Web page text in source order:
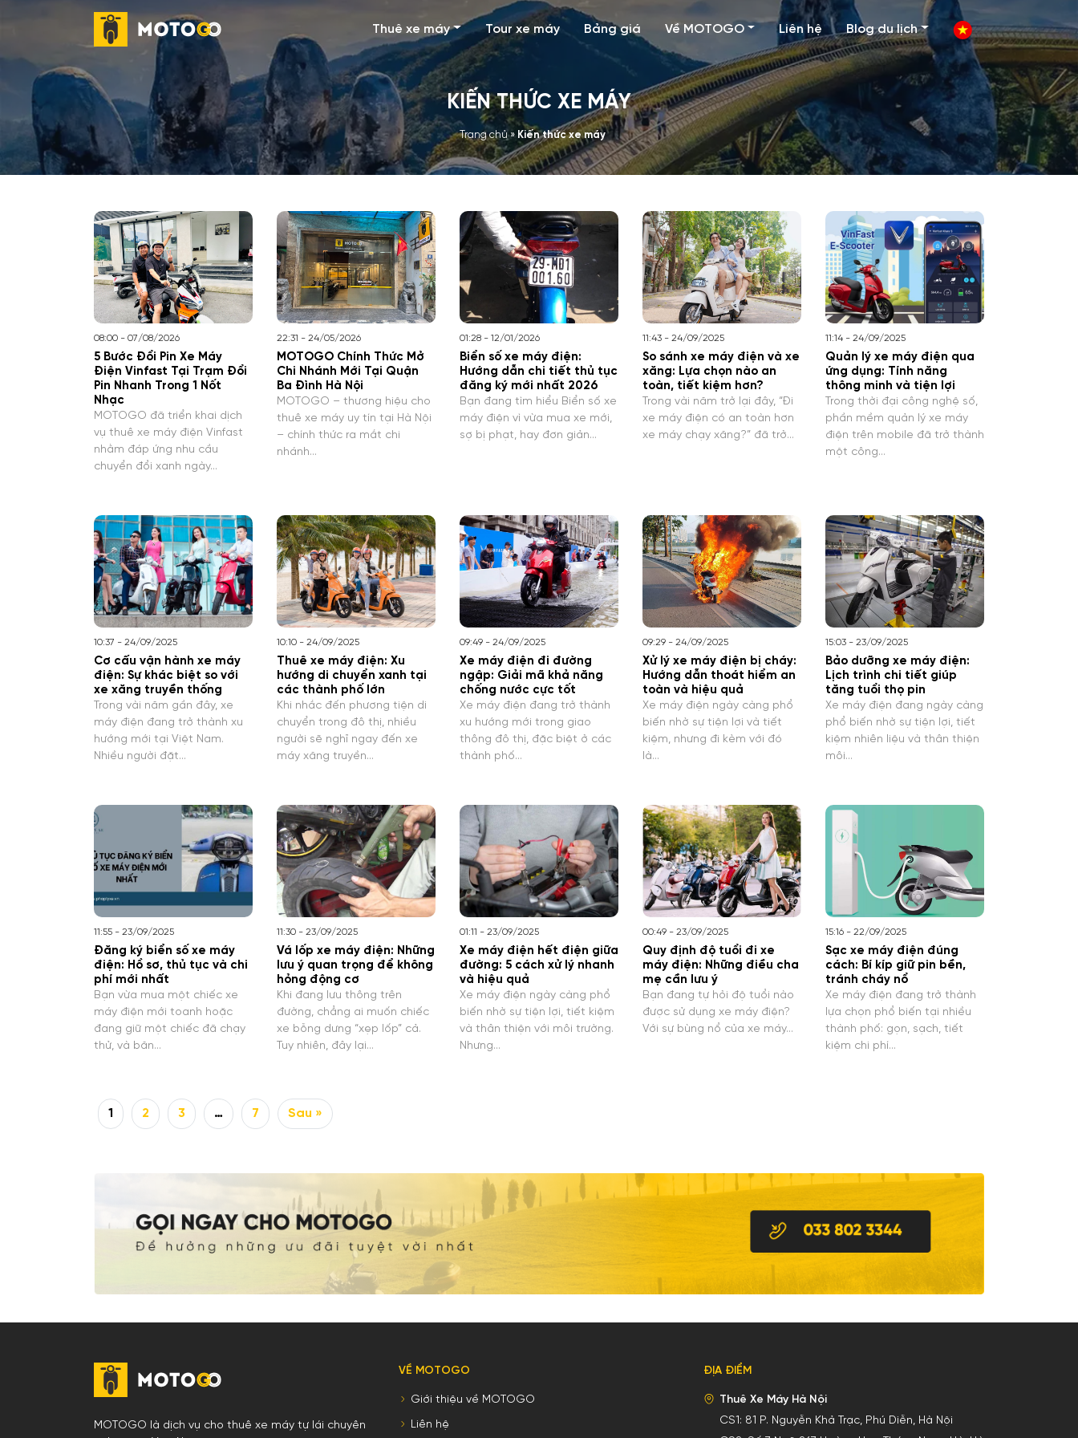
Thuê xe máy Tour xe máy Bảng giá Về MOTOGO Liên hệ Blog du lịch
KIẾN THỨC XE MÁY
Trang chủ» Kiến thức xe máy
08:00 - 07/08/2026
5 Bước Đổi Pin Xe Máy
Điện Vinfast Tại Trạm Đổi
Pin Nhanh Trong 1 Nốt
Nhạc
MOTOGO đã triển khai dịch
vụ thuê xe máy điện Vinfast
nhằm đáp ứng nhu cầu
chuyển đổi xanh ngày…
22:31 - 24/05/2026
MOTOGO Chính Thức Mở
Chi Nhánh Mới Tại Quận
Ba Đình Hà Nội
MOTOGO – thương hiệu cho
thuê xe máy uy tín tại Hà Nội
– chính thức ra mắt chi
nhánh…
01:28 - 12/01/2026
Biển số xe máy điện:
Hướng dẫn chi tiết thủ tục
đăng ký mới nhất 2026
Bạn đang tìm hiểu Biển số xe
máy điện vì vừa mua xe mới,
sợ bị phạt, hay đơn giản…
11:43 - 24/09/2025
So sánh xe máy điện và xe
xăng: Lựa chọn nào an
toàn, tiết kiệm hơn?
Trong vài năm trở lại đây, “Đi
xe máy điện có an toàn hơn
xe máy chạy xăng?” đã trở…
11:14 - 24/09/2025
Quản lý xe máy điện qua
ứng dụng: Tính năng
thông minh và tiện lợi
Trong thời đại công nghệ số,
phần mềm quản lý xe máy
điện trên mobile đã trở thành
một công…
10:37 - 24/09/2025
Cơ cấu vận hành xe máy
điện: Sự khác biệt so với
xe xăng truyền thống
Trong vài năm gần đây, xe
máy điện đang trở thành xu
hướng mới tại Việt Nam.
Nhiều người đặt…
10:10 - 24/09/2025
Thuê xe máy điện: Xu
hướng di chuyển xanh tại
các thành phố lớn
Khi nhắc đến phương tiện di
chuyển trong đô thị, nhiều
người sẽ nghĩ ngay đến xe
máy xăng truyền…
09:49 - 24/09/2025
Xe máy điện đi đường
ngập: Giải mã khả năng
chống nước cực tốt
Xe máy điện đang trở thành
xu hướng mới trong giao
thông đô thị, đặc biệt ở các
thành phố…
09:29 - 24/09/2025
Xử lý xe máy điện bị cháy:
Hướng dẫn thoát hiểm an
toàn và hiệu quả
Xe máy điện ngày càng phổ
biến nhờ sự tiện lợi và tiết
kiệm, nhưng đi kèm với đó
là…
15:03 - 23/09/2025
Bảo dưỡng xe máy điện:
Lịch trình chi tiết giúp
tăng tuổi thọ pin
Xe máy điện đang ngày càng
phổ biến nhờ sự tiện lợi, tiết
kiệm nhiên liệu và thân thiện
môi…
11:55 - 23/09/2025
Đăng ký biển số xe máy
điện: Hồ sơ, thủ tục và chi
phí mới nhất
Bạn vừa mua một chiếc xe
máy điện mới toanh hoặc
đang giữ một chiếc đã chạy
thử, và băn…
11:30 - 23/09/2025
Vá lốp xe máy điện: Những
lưu ý quan trọng để không
hỏng động cơ
Khi đang lưu thông trên
đường, chẳng ai muốn chiếc
xe bỗng dưng “xẹp lốp” cả.
Tuy nhiên, đây lại…
01:11 - 23/09/2025
Xe máy điện hết điện giữa
đường: 5 cách xử lý nhanh
và hiệu quả
Xe máy điện ngày càng phổ
biến nhờ sự tiện lợi, tiết kiệm
và thân thiện với môi trường.
Nhưng…
00:49 - 23/09/2025
Quy định độ tuổi đi xe
máy điện: Những điều cha
mẹ cần lưu ý
Bạn đang tự hỏi độ tuổi nào
được sử dụng xe máy điện?
Với sự bùng nổ của xe máy…
15:16 - 22/09/2025
Sạc xe máy điện đúng
cách: Bí kíp giữ pin bền,
tránh cháy nổ
Xe máy điện đang trở thành
lựa chọn phổ biến tại nhiều
thành phố: gọn, sạch, tiết
kiệm chi phí…
1 2 3 … 7 Sau »
MOTOGO là dịch vụ cho thuê xe máy tự lái chuyên
VỀ MOTOGO
Giới thiệu về MOTOGO
Liên hệ
ĐỊA ĐIỂM
Thuê Xe Máy Hà Nội
CS1: 81 P. Nguyễn Khả Trạc, Phú Diễn, Hà Nội